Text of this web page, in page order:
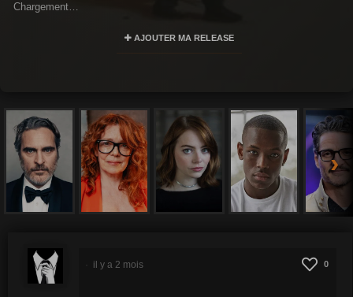
Chargement…
AJOUTER MA RELEASE
›
0
il y a 2 mois